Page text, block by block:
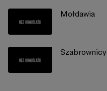
Mołdawia
Szabrownicy